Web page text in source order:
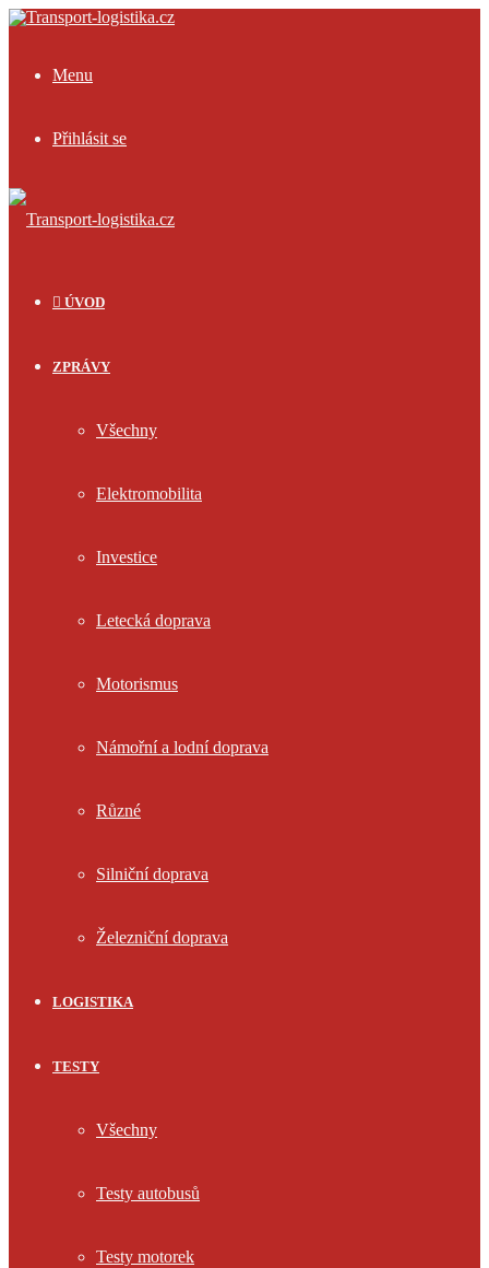
Menu
Přihlásit se
ÚVOD
ZPRÁVY
Všechny
Elektromobilita
Investice
Letecká doprava
Motorismus
Námořní a lodní doprava
Různé
Silniční doprava
Železniční doprava
LOGISTIKA
TESTY
Všechny
Testy autobusů
Testy motorek